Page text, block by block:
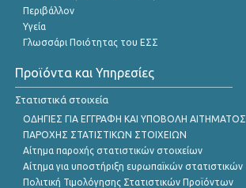
Περιβάλλον
Υγεία
Γλωσσάρι Ποιότητας του ΕΣΣ
Προϊόντα και Υπηρεσίες
Στατιστικά στοιχεία
ΟΔΗΓΙΕΣ ΓΙΑ ΕΓΓΡΑΦΗ ΚΑΙ ΥΠΟΒΟΛΗ ΑΙΤΗΜΑΤΟΣ
ΠΑΡΟΧΗΣ ΣΤΑΤΙΣΤΙΚΩΝ ΣΤΟΙΧΕΙΩΝ
Αίτημα παροχής στατιστικών στοιχείων
Αίτημα για υποστήριξη ευρωπαϊκών στατιστικών
Πολιτική Τιμολόγησης Στατιστικών Προϊόντων